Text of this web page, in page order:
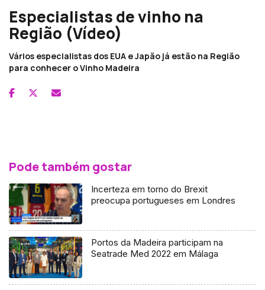
Especialistas de vinho na
Região (Vídeo)
Vários especialistas dos EUA e Japão já estão na Região
para conhecer o Vinho Madeira
Pode também gostar
Incerteza em torno do Brexit
preocupa portugueses em Londres
Portos da Madeira participam na
Seatrade Med 2022 em Málaga